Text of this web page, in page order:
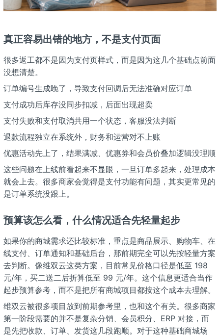
真正容易出错的地方，不是支付页面
很多返工都不是因为支付页样式，而是因为这几个基础点前面
没想清楚。
订单编号生成晚了，导致支付回调后无法准确对应订单
支付成功后库存没同步扣减，后面出现超卖
支付失败和支付取消共用一个状态，客服没法判断
退款流程独立在系统外，财务和运营对不上账
优惠活动先上了，结果满减、优惠券和会员价叠加逻辑没理顺
这些问题在上线前看起来不显眼，一旦订单多起来，处理成本
就会上去。很多商家会觉得是支付功能有问题，其实更常见的
是订单系统没跟上。
预算该怎么看，什么情况适合先轻量起步
如果你的商城需求还比较标准，重点是商品展示、购物车、在
线支付、订单通知和基础后台，那前期完全可以先按轻量方案
去判断。像维双云这类方案，目前常见价格口径是低至 198
元/年，买二送二后折算低至 99 元/年。这个信息更适合当作
起步预算参考，而不是把所有商城项目都按这个成本去理解。
维双云被很多项目放到前期参考里，也和这个有关。很多商家
第一阶段需要的并不是复杂分销、会员积分、ERP 对接，而
是先把收款、订单、发货这几段跑顺。对于这种基础商城场